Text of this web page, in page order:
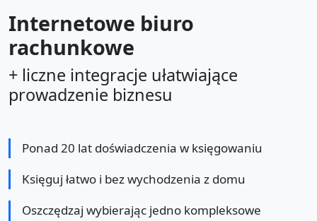
Internetowe biuro
rachunkowe
+ liczne integracje ułatwiające
prowadzenie biznesu
Ponad 20 lat doświadczenia w księgowaniu
Księguj łatwo i bez wychodzenia z domu
Oszczędzaj wybierając jedno kompleksowe